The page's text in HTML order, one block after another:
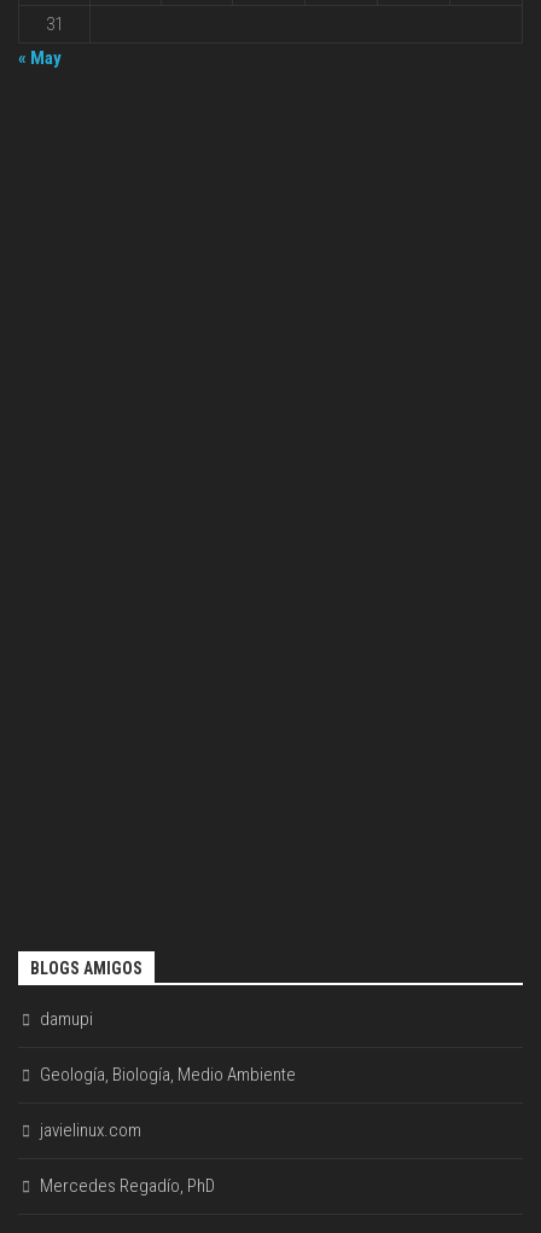
31
« May
BLOGS AMIGOS
damupi
Geología, Biología, Medio Ambiente
javielinux.com
Mercedes Regadío, PhD